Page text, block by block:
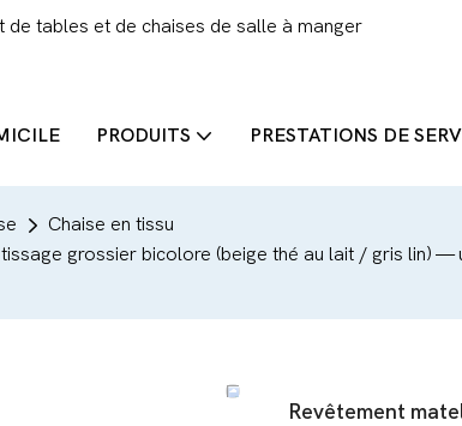
de tables et de chaises de salle à manger
PRODUITS PRESTATIONS DE
Chaise en tissu
grossier bicolore (beige thé au lait / gris lin)
Revêtement